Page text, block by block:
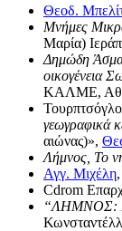
Θεοδ.
Μνήμες
Μαρία)
Δημώδη
οικογένεια
ΚΑΛΜΕ,
γεωγραφικά
αιώνας)»,
Λήμνος, Το
Αγγ. Μιχέλη,
Cdrom
“ΛΗΜΝΟΣ: